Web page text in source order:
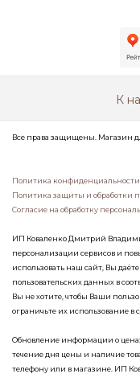
К
Все права защищены. Магазин
Политика конфиденциальности
Политика защиты и обработки
Согласие на обработку
ИП Коваленко Дмитрий
персонализации сервисов и
использовать наш сайт, Вы
пользовательских данных в
Вы не хотите, чтобы Ваши
ограничьте их использование в
Обновление информации о
течение дня цены и наличие
телефону или в магазине. ИП